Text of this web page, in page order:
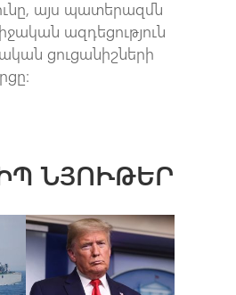
այս պատերազմն
ազդեցություն
ցուցանիշների
ՆՅՈՒԹԵՐ